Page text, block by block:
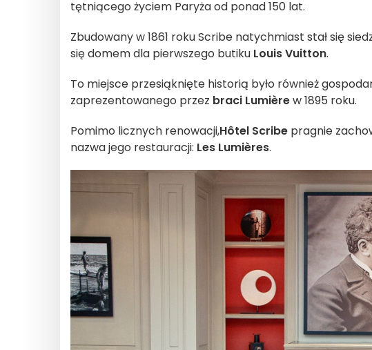
tętniącego życiem Paryża od ponad 150 lat.
Zbudowany w 1861 roku Scribe natychmiast stał się
się domem dla pierwszego butiku Louis Vuitton.
To miejsce przesiąknięte historią było również
zaprezentowanego przez braci Lumièrew 1895 roku.
Pomimo licznych renowacji,Hôtel Scribe pragnie
nazwa jego restauracji: Les Lumières.